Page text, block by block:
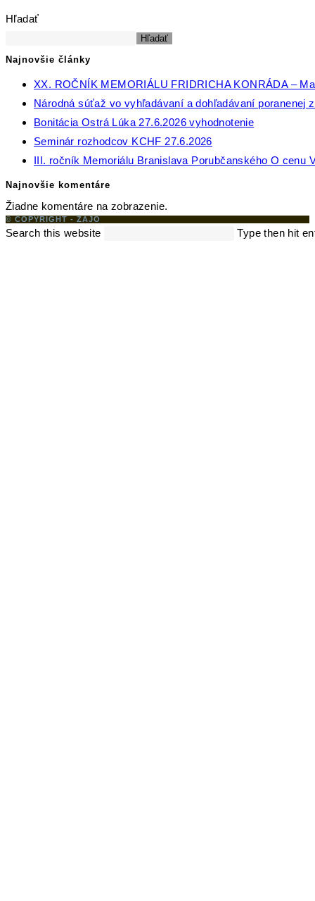
Hľadať
Hľadať
Najnovšie články
XX. ROČNÍK MEMORIÁLU FRIDRICHA KONRÁDA –
Národná súťaž vo vyhľadávaní a dohľadávaní poranenej
Bonitácia Ostrá Lúka 27.6.2026 vyhodnotenie
Seminár rozhodcov KCHF 27.6.2026
III. ročník Memoriálu Branislava Porubčanského O cenu
Najnovšie komentáre
Žiadne komentáre na zobrazenie.
© COPYRIGHT - ZAJO
Search this website Type then hit